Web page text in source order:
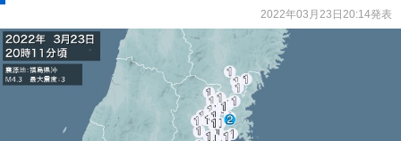
2022年03月23日20:14発表